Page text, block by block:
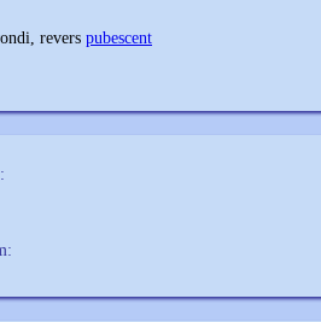
revers pubescent